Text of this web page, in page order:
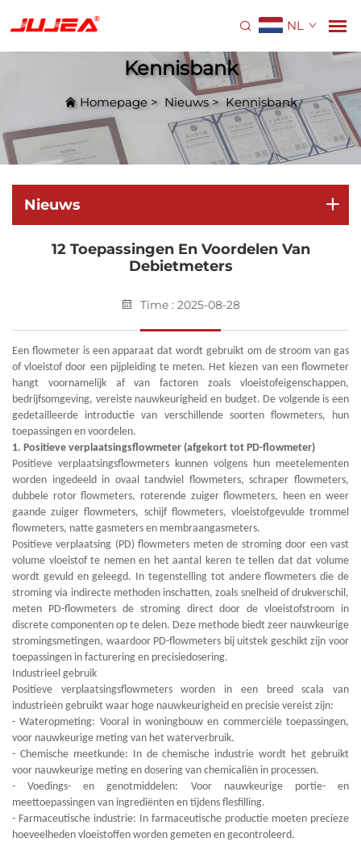
NL
Kennisbank
Homepage> Nieuws> Kennisbank
Nieuws
12 Toepassingen En Voordelen Van
Debietmeters
Time : 2025-08-28
Een flowmeter is een apparaat dat wordt gebruikt om de stroom van gas
of vloeistof door een pijpleiding te meten. Het kiezen van een flowmeter
hangt voornamelijk af van factoren zoals vloeistofeigenschappen,
bedrijfsomgeving, vereiste nauwkeurigheid en budget. De volgende is een
gedetailleerde introductie van verschillende soorten flowmeters, hun
toepassingen en voordelen.
1. Positieve verplaatsingsflowmeter (afgekort tot PD-flowmeter)
Positieve verplaatsingsflowmeters kunnen volgens hun meetelementen
worden ingedeeld in ovaal tandwiel flowmeters, schraper flowmeters,
dubbele rotor flowmeters, roterende zuiger flowmeters, heen en weer
gaande zuiger flowmeters, schijf flowmeters, vloeistofgevulde trommel
flowmeters, natte gasmeters en membraangasmeters.
Positieve verplaatsing (PD) flowmeters meten de stroming door een vast
volume vloeistof te nemen en het aantal keren te tellen dat dat volume
wordt gevuld en geleegd. In tegenstelling tot andere flowmeters die de
stroming via indirecte methoden inschatten, zoals snelheid of drukverschil,
meten PD-flowmeters de stroming direct door de vloeistofstroom in
discrete componenten op te delen. Deze methode biedt zeer nauwkeurige
stromingsmetingen, waardoor PD-flowmeters bij uitstek geschikt zijn voor
toepassingen in facturering en precisiedosering.
Industrieel gebruik
Positieve verplaatsingsflowmeters worden in een breed scala van
industrieën gebruikt waar hoge nauwkeurigheid en precisie vereist zijn:
- Wateropmeting: Vooral in woningbouw en commerciële toepassingen,
voor nauwkeurige meting van het waterverbruik.
- Chemische meetkunde: In de chemische industrie wordt het gebruikt
voor nauwkeurige meting en dosering van chemicaliën in processen.
- Voedings- en genotmiddelen: Voor nauwkeurige portie- en
meettoepassingen van ingrediënten en tijdens flesfilling.
- Farmaceutische industrie: In farmaceutische productie moeten precieze
hoeveelheden vloeistoffen worden gemeten en gecontroleerd.